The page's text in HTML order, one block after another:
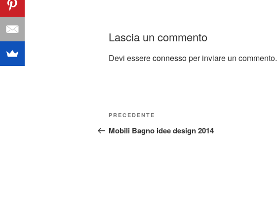
Lascia un commento
Devi essereconnessoper inviare un commento.
Navigazione
articoli
Articolo
precedente:
PRECEDENTE
Mobili Bagno idee design 2014